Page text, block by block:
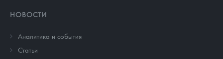
НОВОСТИ
Аналитика и события
Cтатьи